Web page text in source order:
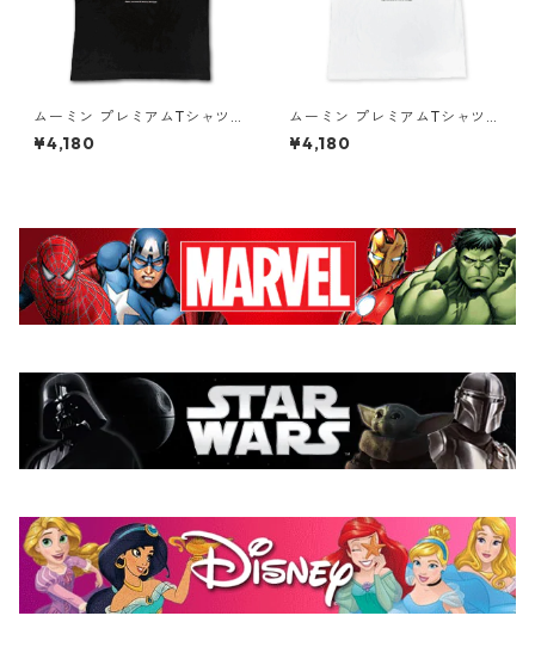
ムーミン プレミアムTシャツ
思い出 ブラック 海のオーケス
トラ号 80th 小説TEE MOOMI
¥4,180
ムーミン プレミアムTシャツ
思い出 ホワイト 海のオーケス
トラ号 80th 小説TEE MOOMI
¥4,180